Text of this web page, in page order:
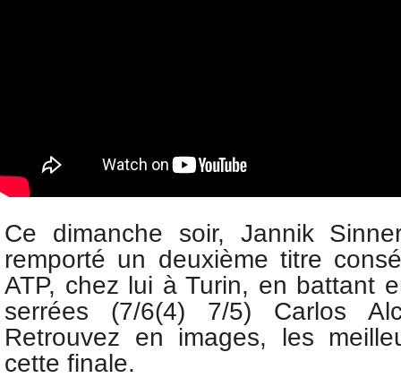
Ce dimanche soir, Jannik
remporté un deuxième titre
ATP, chez lui à Turin, en battant
serrées (7/6(4) 7/5) Carlos
Retrouvez en images, les
cette finale.